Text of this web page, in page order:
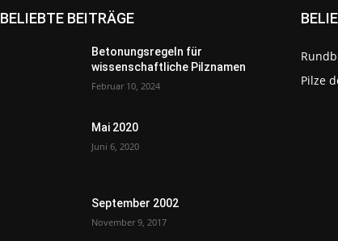
BELIEBTE BEITRÄGE
Betonungsregeln für
wissenschaftliche Pilznamen
Februar 10, 2024
Mai 2020
Juni 6, 2020
September 2002
November 9, 2017
Pilze